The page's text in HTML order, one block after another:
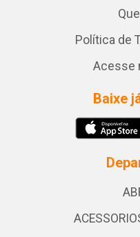
Política de
Acesse
Baixe